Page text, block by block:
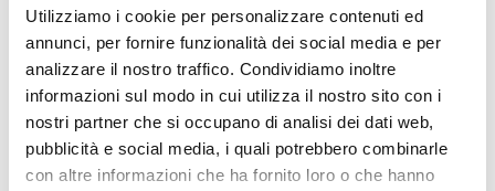
Utilizziamo i cookie per personalizzare contenuti ed
annunci, per fornire funzionalità dei social media e per
analizzare il nostro traffico. Condividiamo inoltre
informazioni sul modo in cui utilizza il nostro sito con i
nostri partner che si occupano di analisi dei dati web,
pubblicità e social media, i quali potrebbero combinarle
con altre informazioni che ha fornito loro o che hanno
l’elmetto per difendersi
dagli attivisti
Leggi